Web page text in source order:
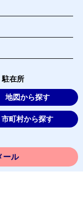
駐在所
地図から探す
市町村から探す
ール